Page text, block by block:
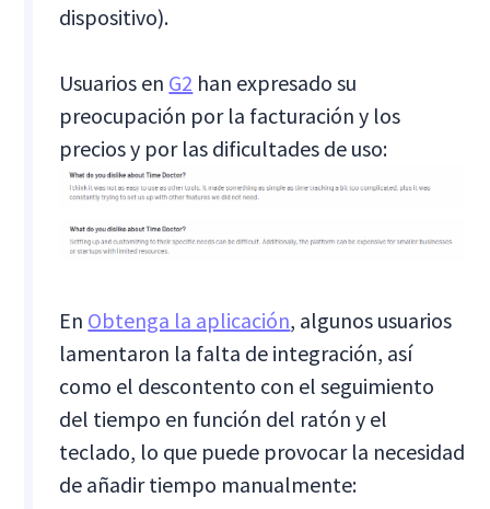
dispositivo).
Usuarios en G2 han expresado su
preocupación por la facturación y los
precios y por las dificultades de uso:
En Obtenga la aplicación, algunos usuarios
lamentaron la falta de integración, así
como el descontento con el seguimiento
del tiempo en función del ratón y el
teclado, lo que puede provocar la necesidad
de añadir tiempo manualmente: